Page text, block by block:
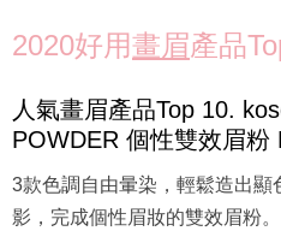
2020好用畫眉產品
人氣畫眉產品Top 10.
POWDER 個性雙效眉粉
3款色調自由暈染，輕鬆造出
影，完成個性眉妝的雙效眉粉。